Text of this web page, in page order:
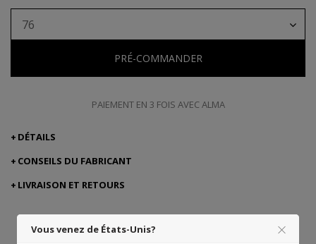
76
PRÉ-COMMANDER
PAIEMENT EN 3 FOIS AVEC ALMA
DÉTAILS
CONSEILS DU FABRICANT
LIVRAISON ET RETOURS
Vous venez de États-Unis?